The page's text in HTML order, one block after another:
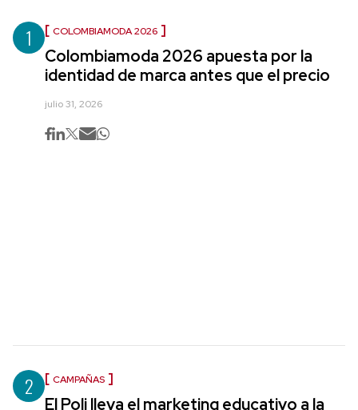
1 COLOMBIAMODA 2026
Colombiamoda 2026 apuesta por la
identidad de marca antes que el precio
julio 31, 2026
2 CAMPAÑAS
El Poli lleva el marketing educativo a la